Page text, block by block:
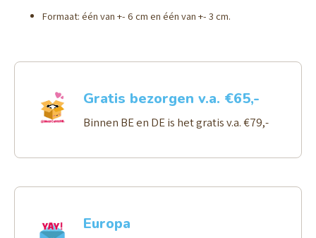
Formaat: één van +- 6 cm en één van +- 3 cm.
Gratis bezorgen v.a. €65,-
Binnen BE en DE is het gratis v.a. €79,-
Europa